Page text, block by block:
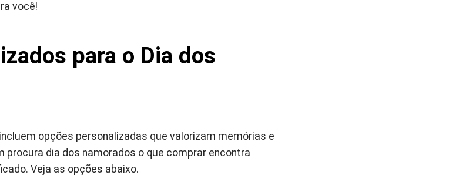
você!
para o Dia dos
opções personalizadas que valorizam memórias e
dia dos namorados o que comprar encontra
Veja as opções abaixo.